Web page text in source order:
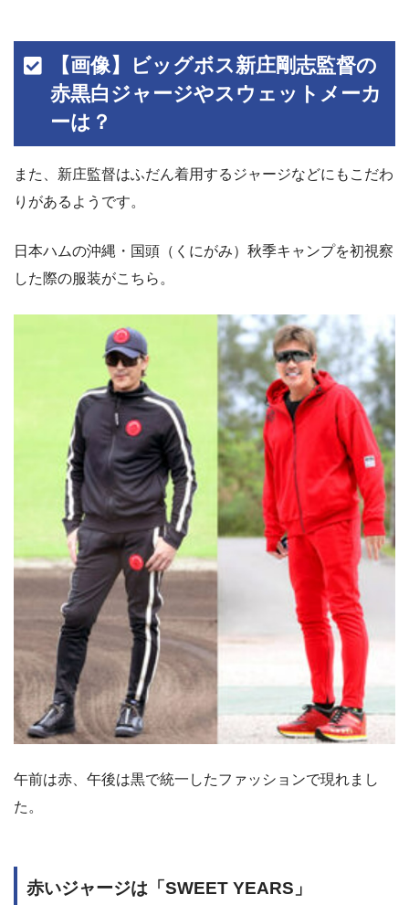
【画像】ビッグボス新庄剛志監督の
赤黒白ジャージやスウェットメーカ
ーは？
また、新庄監督はふだん着用するジャージなどにもこだわ
りがあるようです。
日本ハムの沖縄・国頭（くにがみ）秋季キャンプを初視察
した際の服装がこちら。
午前は赤、午後は黒で統一したファッションで現れまし
た。
赤いジャージは「SWEET YEARS」